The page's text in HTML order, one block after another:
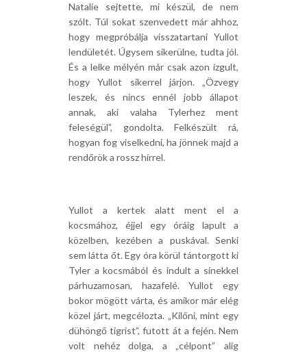
Natalie sejtette, mi készül, de nem
szólt. Túl sokat szenvedett már ahhoz,
hogy megpróbálja visszatartani Yullot
lendületét. Úgysem sikerülne, tudta jól.
És a lelke mélyén már csak azon izgult,
hogy Yullot sikerrel járjon. „Özvegy
leszek, és nincs ennél jobb állapot
annak, aki valaha Tylerhez ment
feleségül”, gondolta. Felkészült rá,
hogyan fog viselkedni, ha jönnek majd a
rendőrök a rossz hírrel.
Yullot a kertek alatt ment el a
kocsmához, éjjel egy óráig lapult a
közelben, kezében a puskával. Senki
sem látta őt. Egy óra körül tántorgott ki
Tyler a kocsmából és indult a sínekkel
párhuzamosan, hazafelé. Yullot egy
bokor mögött várta, és amikor már elég
közel járt, megcélozta. „Kilőni, mint egy
dühöngő tigrist”, futott át a fején. Nem
volt nehéz dolga, a „célpont” alig